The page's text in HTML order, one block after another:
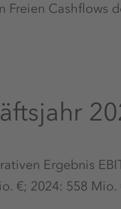
Freien Cashflows
Ergebnis
€; 2024: 558 Mio.